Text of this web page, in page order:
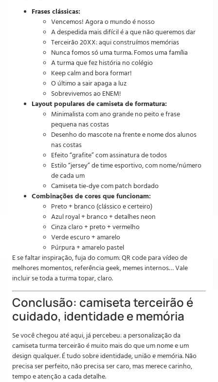
Frases clássicas:
Vencemos! Agora o mundo é nosso
A despedida mais difícil é a que não queremos dar
Terceirão 20XX: aqui construímos memórias
Nunca fomos só uma turma. Fomos uma família
A turma que fez história no colégio
Keep calm and bora formar!
O último a sair apaga a luz
Sobrevivemos ao ENEM!
Layout populares de camiseta de formatura:
Minimalista com ano grande no peito e frase
pequena nas costas
Desenho do mascote na frente e nome dos alunos
nas costas
Efeito “grafite” com assinatura de todos
Estilo “jersey” de time esportivo, com nome/número
de cada um
Camiseta tie-dye com patch bordado
Combinações de cores que funcionam:
Preto + branco (clássico e certeiro)
Azul royal + branco + detalhes neon
Cinza claro + preto + vermelho
Verde escuro + amarelo
Púrpura + amarelo pastel
E se faltar inspiração, fuja do comum: QR code para vídeo de
melhores momentos, referência geek, memes internos… Vale
incluir se toda a turma topar, claro.
Conclusão: camiseta terceirão é
cuidado, identidade e memória
Se você chegou até aqui, já percebeu: a personalização da
camiseta turma terceirão é muito mais do que um nome e um
design qualquer. É tudo sobre identidade, união e memória. Não
precisa ser perfeito, não precisa ser caro, mas merece carinho,
tempo e atenção a cada detalhe.